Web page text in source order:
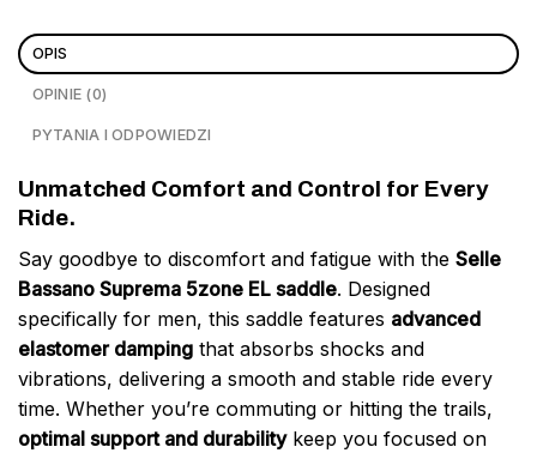
OPIS
OPINIE (0)
PYTANIA I ODPOWIEDZI
Unmatched Comfort and Control for Every
Ride.
Say goodbye to discomfort and fatigue with the Selle
Bassano Suprema 5zone EL saddle. Designed
specifically for men, this saddle features advanced
elastomer damping that absorbs shocks and
vibrations, delivering a smooth and stable ride every
time. Whether you’re commuting or hitting the trails,
optimal support and durabilitykeep you focused on